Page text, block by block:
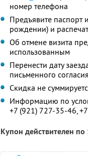
номер телефона
Предъявите паспорт
рождении) и
Об отмене визита
использованным
Перенести дату
письменного
Скидка не
Информацию по
+7 (921) 727-35-46,
Купон действителен